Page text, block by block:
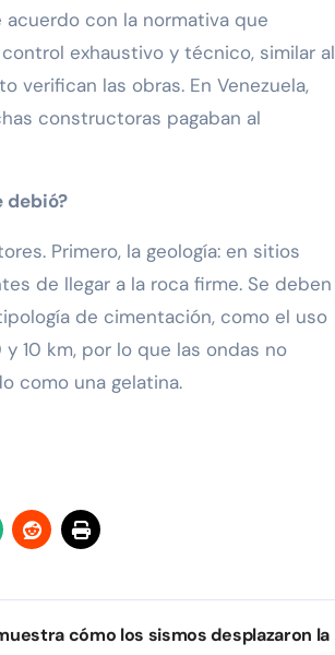
con la normativa que
exhaustivo y técnico, similar al
verifican las obras. En Venezuela,
constructoras pagaban al
debió?
Primero, la geología: en sitios
de llegar a la roca firme. Se deben
de cimentación, como el uso
10 km, por lo que las ondas no
como una gelatina.
cómo los sismos desplazaron la